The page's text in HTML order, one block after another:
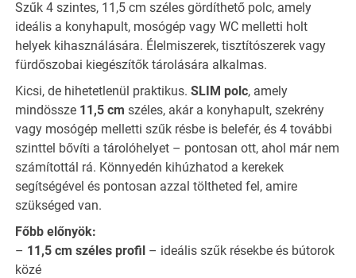
Szűk 4 szintes, 11,5 cm széles gördíthető polc, amely
ideális a konyhapult, mosógép vagy WC melletti holt
helyek kihasználására. Élelmiszerek, tisztítószerek vagy
fürdőszobai kiegészítők tárolására alkalmas.
Kicsi, de hihetetlenül praktikus. SLIM polc, amely
mindössze 11,5 cm széles, akár a konyhapult, szekrény
vagy mosógép melletti szűk résbe is belefér, és 4 további
szinttel bővíti a tárolóhelyet – pontosan ott, ahol már nem
számítottál rá. Könnyedén kihúzhatod a kerekek
segítségével és pontosan azzal töltheted fel, amire
szükséged van.
Főbb előnyök:
– 11,5 cm széles profil – ideális szűk résekbe és bútorok
közé